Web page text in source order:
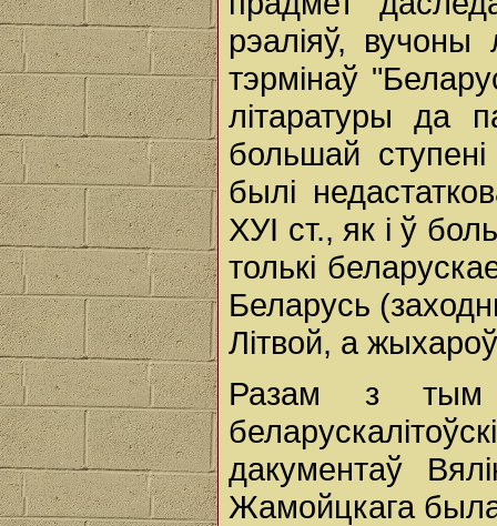
рэаліяў,
тэрмінаў
літаратуры да
большай
былі
ХУІ ст., як і ў
толькі
Беларусь
Літвой, а
Разам з тым
дакументаў
Жамойцкага